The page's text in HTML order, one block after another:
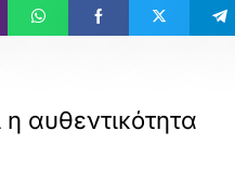
η αυθεντικότητα